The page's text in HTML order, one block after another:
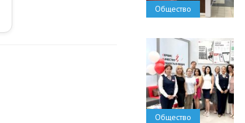
Общество
Общество